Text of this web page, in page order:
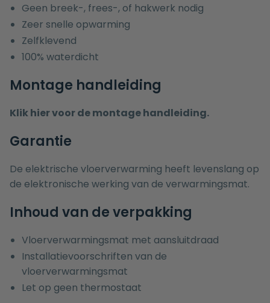
Geen breek-, frees-, of hakwerk nodig
Zeer snelle opwarming
Zelfklevend
100% waterdicht
Montage handleiding
Klik hier voor de montage handleiding.
Garantie
De elektrische vloerverwarming heeft levenslang op
de elektronische werking van de verwarmingsmat.
Inhoud van de verpakking
Vloerverwarmingsmat met aansluitdraad
Installatievoorschriften van de
vloerverwarmingsmat
Let op geen thermostaat